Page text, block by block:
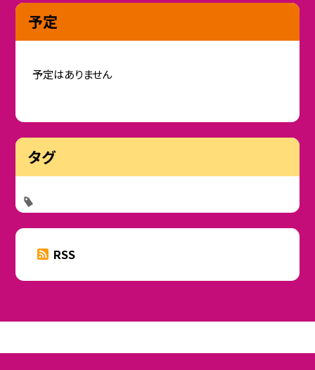
予定
予定はありません
タグ
RSS